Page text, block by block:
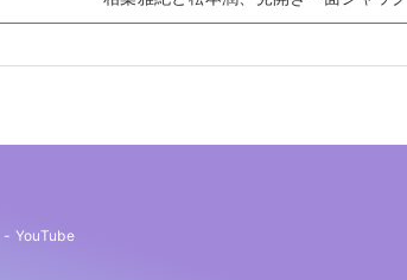
- YouTube